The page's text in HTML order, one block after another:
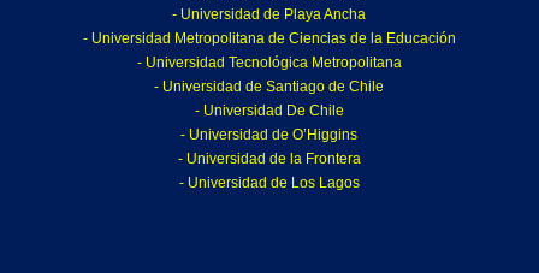
- Universidad de Playa Ancha
- Universidad Metropolitana de Ciencias de la Educación
- Universidad Tecnológica Metropolitana
- Universidad de Santiago de Chile
- Universidad De Chile
- Universidad de O’Higgins
- Universidad de la Frontera
- Universidad de Los Lagos